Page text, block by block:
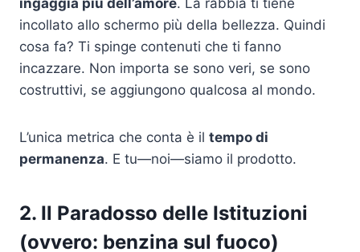
ingaggia più dell’amore. La rabbia ti tiene
incollato allo schermo più della bellezza. Quindi
cosa fa? Ti spinge contenuti che ti fanno
incazzare. Non importa se sono veri, se sono
costruttivi, se aggiungono qualcosa al mondo.
L’unica metrica che conta è il tempo di
permanenza. E tu—noi—siamo il prodotto.
2. Il Paradosso delle Istituzioni
(ovvero: benzina sul fuoco)